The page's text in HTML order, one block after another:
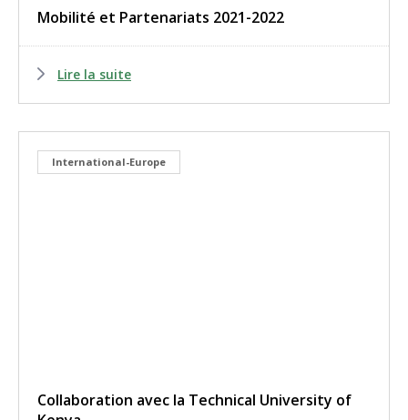
Mobilité et Partenariats 2021-2022
Lire la suite
International-Europe
Collaboration avec la Technical University of